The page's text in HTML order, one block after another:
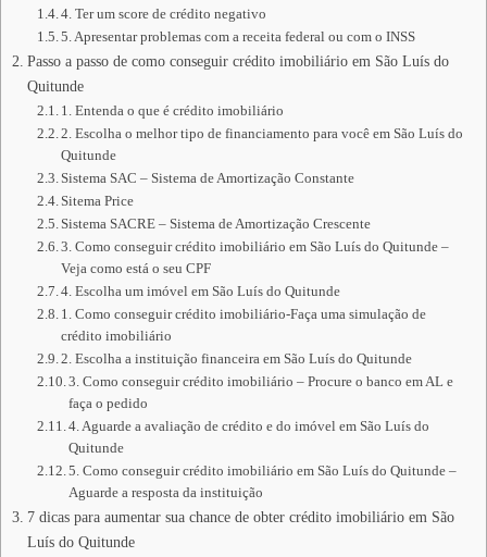
4. Ter um score de crédito negativo
5. Apresentar problemas com a receita federal ou com o INSS
Passo a passo de como conseguir crédito imobiliário em São Luís do
Quitunde
1. Entenda o que é crédito imobiliário
2. Escolha o melhor tipo de financiamento para você em São Luís do
Quitunde
Sistema SAC – Sistema de Amortização Constante
Sitema Price
Sistema SACRE – Sistema de Amortização Crescente
3. Como conseguir crédito imobiliário em São Luís do Quitunde –
Veja como está o seu CPF
4. Escolha um imóvel em São Luís do Quitunde
1. Como conseguir crédito imobiliário-Faça uma simulação de
crédito imobiliário
2. Escolha a instituição financeira em São Luís do Quitunde
3. Como conseguir crédito imobiliário – Procure o banco em AL e
faça o pedido
4. Aguarde a avaliação de crédito e do imóvel em São Luís do
Quitunde
5. Como conseguir crédito imobiliário em São Luís do Quitunde –
Aguarde a resposta da instituição
7 dicas para aumentar sua chance de obter crédito imobiliário em São
Luís do Quitunde